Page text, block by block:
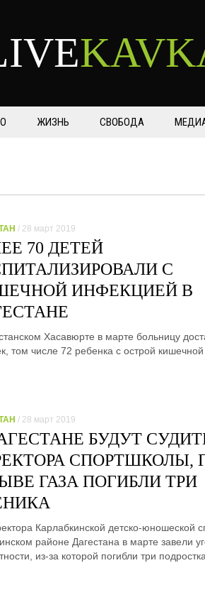
ЖИЗНЬ СВОБОДА
/ 28 март 2019
70 ДЕТЕЙ
С
ИНФЕКЦИЕЙ В
Хасавюрте в марте больницу
том числе 72 ребенка с острой кишечной
/ 28 март 2019
БУДУТ
СПОРТШКОЛЫ,
ГАЗА ПОГИБЛИ ТРИ
Карлабкинской детско-юношеской
районе Дагестана в марте завели
из-за которой погибли три